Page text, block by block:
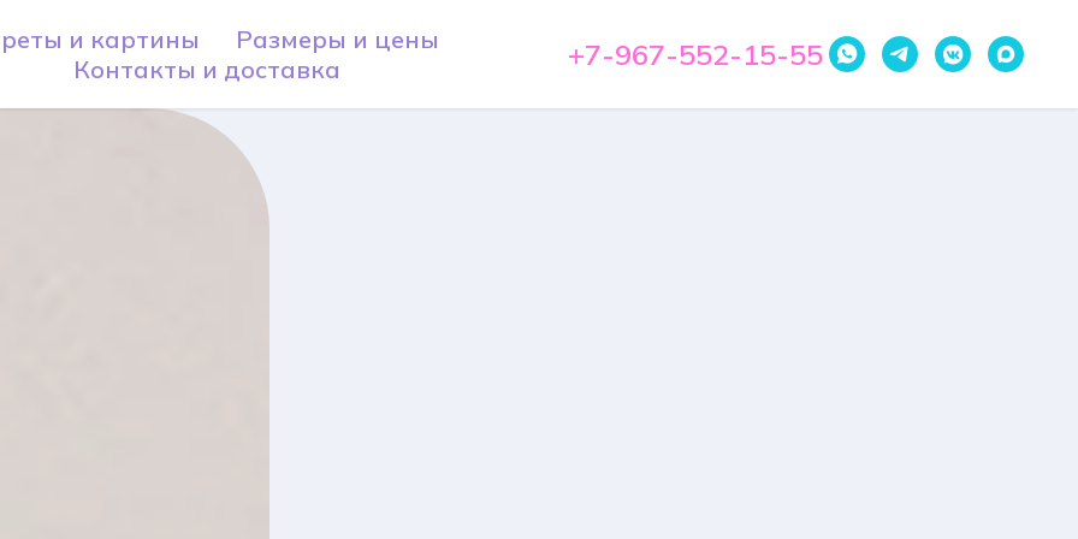
и картины
Размеры и цены
Контакты и доставка
+7-967-552-15-55